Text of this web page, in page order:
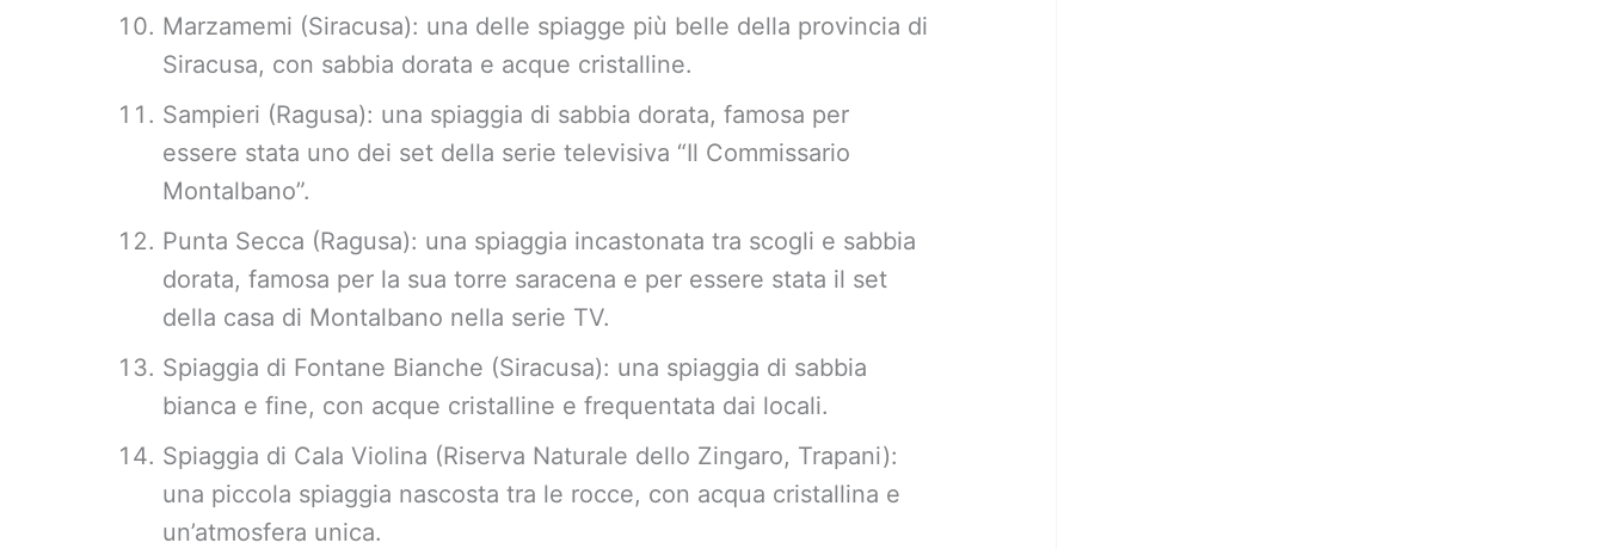
Marzamemi (Siracusa): una delle spiagge più belle della provincia di
Siracusa, con sabbia dorata e acque cristalline.
Sampieri (Ragusa): una spiaggia di sabbia dorata, famosa per
essere stata uno dei set della serie televisiva “Il Commissario
Montalbano”.
Punta Secca (Ragusa): una spiaggia incastonata tra scogli e sabbia
dorata, famosa per la sua torre saracena e per essere stata il set
della casa di Montalbano nella serie TV.
Spiaggia di Fontane Bianche (Siracusa): una spiaggia di sabbia
bianca e fine, con acque cristalline e frequentata dai locali.
Spiaggia di Cala Violina (Riserva Naturale dello Zingaro, Trapani):
una piccola spiaggia nascosta tra le rocce, con acqua cristallina e
un’atmosfera unica.